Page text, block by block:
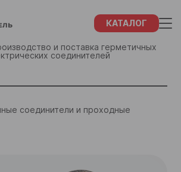
КАТАЛОГ
и поставка герметичных
соединителей
соединители и проходные
ЗАКАЗ